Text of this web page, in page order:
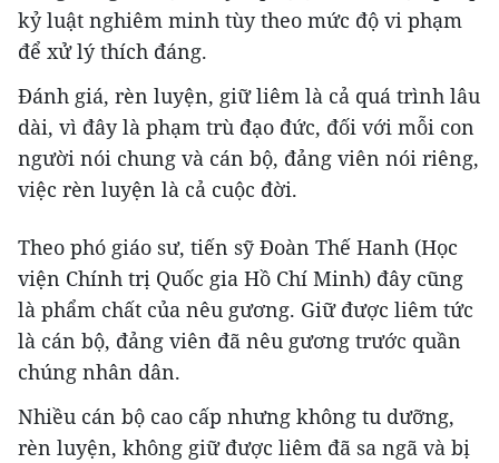
kỷ luật nghiêm minh tùy theo mức độ vi phạm
để xử lý thích đáng.
Đánh giá, rèn luyện, giữ liêm là cả quá trình lâu
dài, vì đây là phạm trù đạo đức, đối với mỗi con
người nói chung và cán bộ, đảng viên nói riêng,
việc rèn luyện là cả cuộc đời.
Theo phó giáo sư, tiến sỹ Đoàn Thế Hanh (Học
viện Chính trị Quốc gia Hồ Chí Minh) đây cũng
là phẩm chất của nêu gương. Giữ được liêm tức
là cán bộ, đảng viên đã nêu gương trước quần
chúng nhân dân.
Nhiều cán bộ cao cấp nhưng không tu dưỡng,
rèn luyện, không giữ được liêm đã sa ngã và bị